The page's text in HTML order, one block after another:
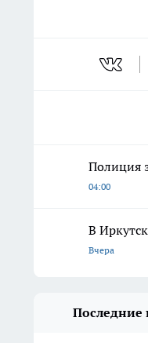
Полиция
04:00
В
Вчера
Последние